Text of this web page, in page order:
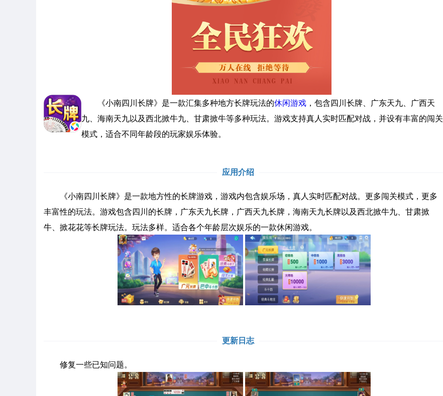
《小南四川长牌》是一款汇集多种地方长牌玩法的休闲游戏 ，包含四川长牌、广东天九、广西天
九、海南天九以及西北掀牛九、甘肃掀牛等多种玩法。游戏支持真人实时匹配对战，并设有丰富的闯关
模式，适合不同年龄段的玩家娱乐体验。
应用介绍
《小南四川长牌》是一款地方性的长牌游戏，游戏内包含娱乐场，真人实时匹配对战。更多闯关模式，更多
丰富性的玩法。游戏包含四川的长牌，广东天九长牌，广西天九长牌，海南天九长牌以及西北掀牛九、甘肃掀
牛、掀花花等长牌玩法。玩法多样。适合各个年龄层次娱乐的一款休闲游戏。
更新日志
修复一些已知问题。